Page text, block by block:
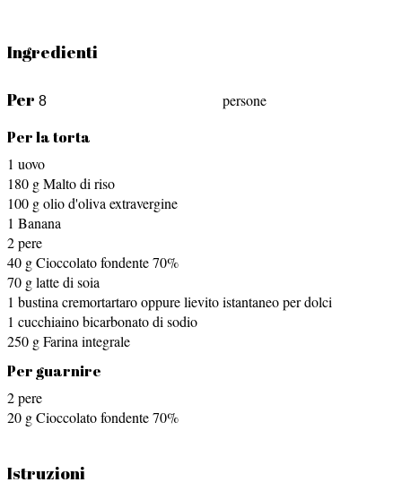
Ingredienti
Per persone
Per la torta
1 uovo
180 gMalto di riso
100 golio d'oliva extravergine
1 Banana
2pere
40 gCioccolato fondente70%
70 glatte di soia
1 bustina cremortartarooppure lievito istantaneo per dolci
1 cucchiainobicarbonato di sodio
250 gFarina integrale
Per guarnire
2pere
20 gCioccolato fondente70%
Istruzioni